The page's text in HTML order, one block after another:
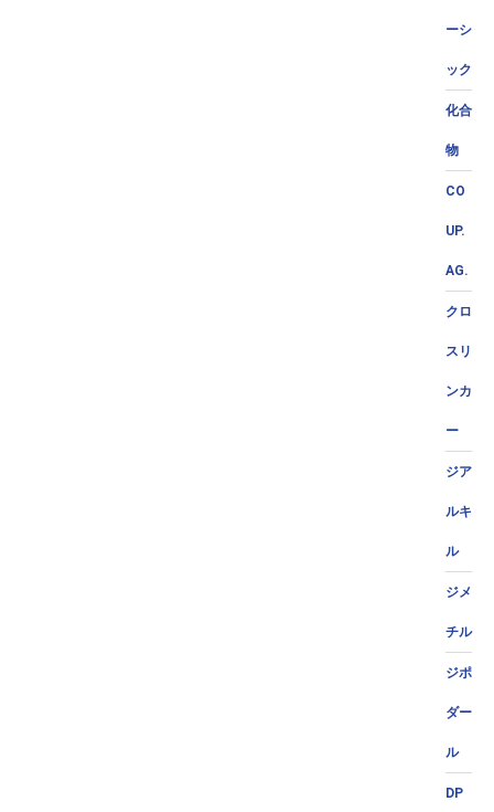
ーシ
ック
化合
物
CO
UP.
AG.
クロ
スリ
ンカ
ー
ジア
ルキ
ル
ジメ
チル
ジポ
ダー
ル
DP